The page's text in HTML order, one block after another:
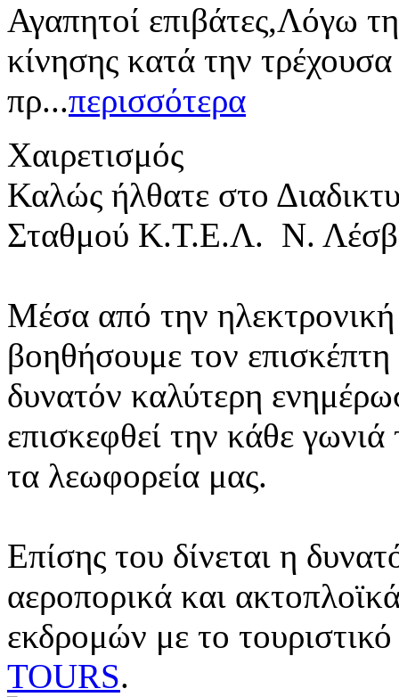
Αγαπητοί επιβάτες,Λόγω
κίνησης κατά την
πρ...περισσότερα
Χαιρετισμός
Καλώς ήλθατε στο
Σταθμού Κ.Τ.Ε.Λ. Ν.
Μέσα από την ηλεκτρονική
βοηθήσουμε τον
δυνατόν καλύτερη
επισκεφθεί την κάθε
τα λεωφορεία μας.
Επίσης του δίνεται η
αεροπορικά και
εκδρομών με το
TOURS.